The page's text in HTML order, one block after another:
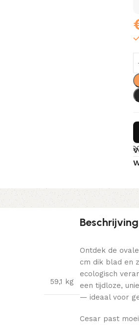
59,1 kg
Beschrijving
Ontdek de
cm dik blad en
ecologisch
een tijdloze,
— ideaal voor
Cesar past